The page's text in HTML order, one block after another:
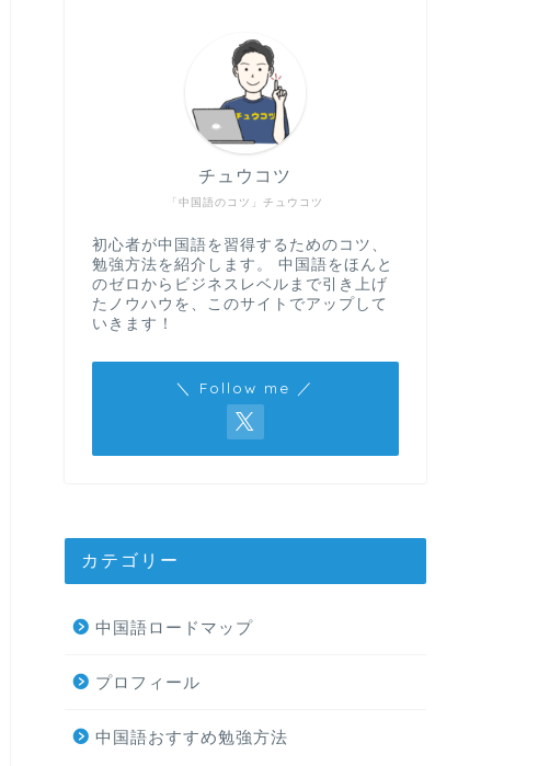
「中国語のコツ」チュウコツ
チュウコツ
初心者が中国語を習得するためのコツ、
勉強方法を紹介します。 中国語をほんと
のゼロからビジネスレベルまで引き上げ
たノウハウを、このサイトでアップして
いきます！
＼ Follow me ／
カテゴリー
中国語ロードマップ
プロフィール
中国語おすすめ勉強方法